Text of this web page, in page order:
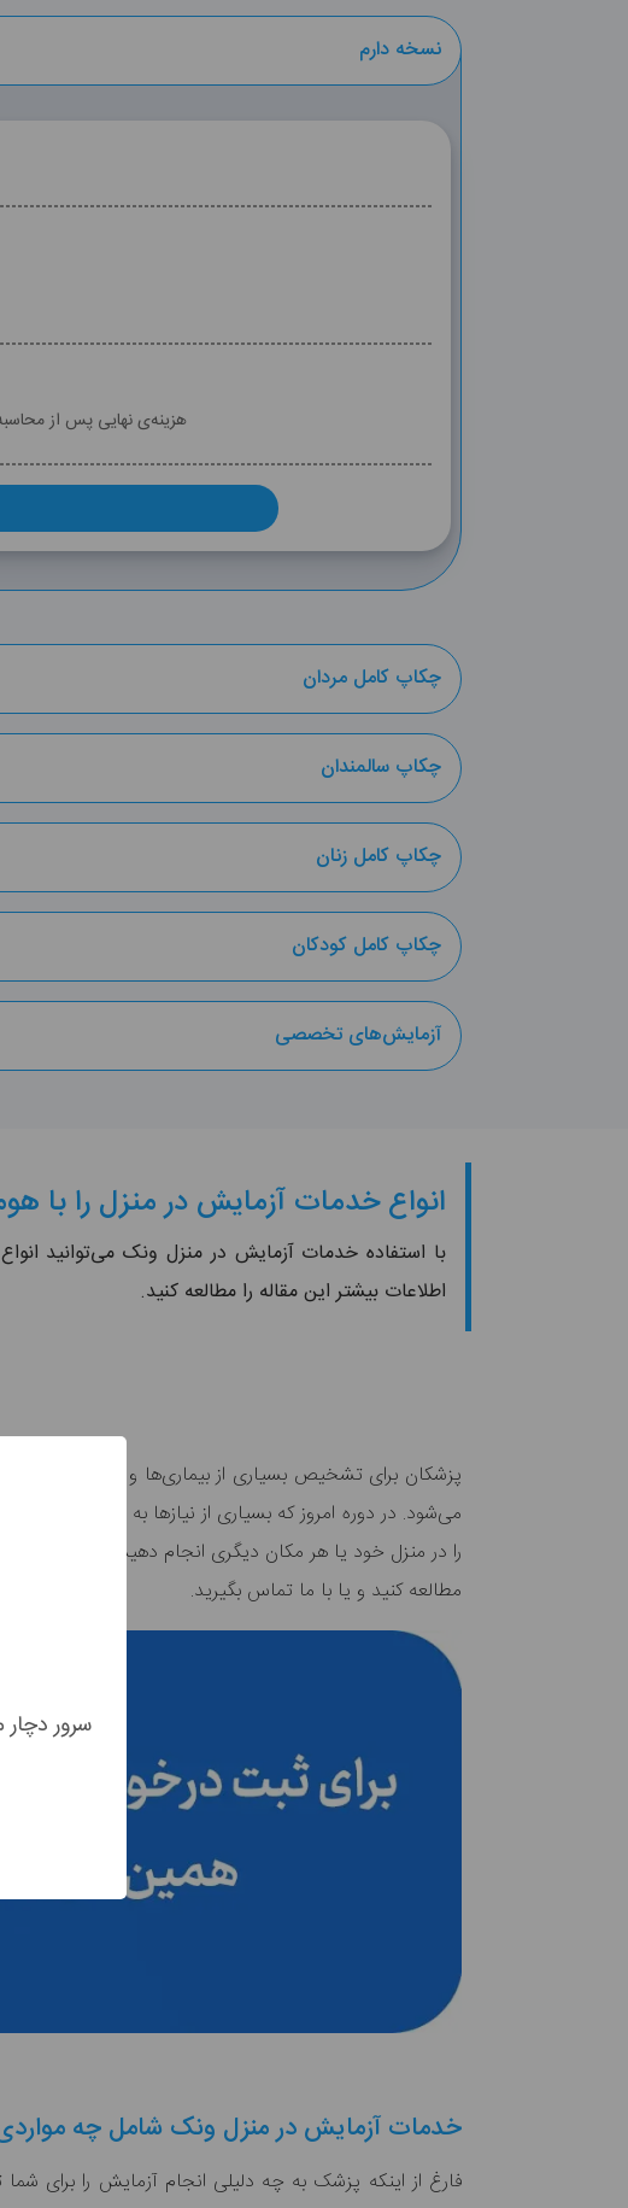
نسخه دارم
هزینه‌ی نهایی پس از
چکاپ کامل مردان
چکاپ سالمندان
چکاپ کامل زنان
چکاپ کامل کودکان
آزمایش‌های تخصصی
انواع خدمات آزمایش در منزل را با
با استفاده خدمات آزمایش در منزل ونک می‌توانید
اطلاعات بیشتر این مقاله را مطالعه کنید.
پزشکان برای تشخیص بسیاری از بیماری‌ها و عفونت‌ها
می‌شود. در دوره امروز که بسیاری از نیازها به صورت
را در منزل خود یا هر مکان دیگری انجام دهید. این آزمایش‌ها
مطالعه کنید و یا با ما تماس بگیرید.
خدمات آزمایش در منزل ونک شامل چه
فارغ از اینکه پزشک به چه دلیلی انجام آزمایش را برای
سرور